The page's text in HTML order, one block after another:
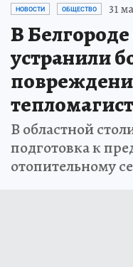
НОВОСТИ ОБЩЕСТВО 31
В
устранили
В областной
подготовка к
отопительному